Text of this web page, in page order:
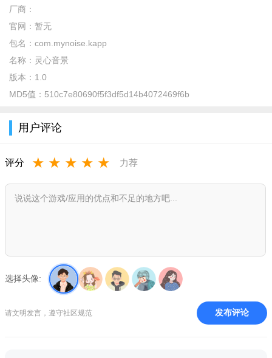
厂商：
官网： 暂无
包名： com.mynoise.kapp
名称： 灵心音景
版本： 1.0
MD5值： 510c7e80690f5f3df5d14b4072469f6b
用户评论
评分 ★ ★ ★ ★ ★ 力荐
选择头像:
请文明发言，遵守社区规范 发布评论